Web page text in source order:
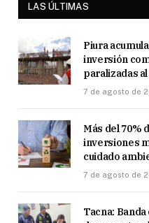
LAS ÚLTIMAS
Piura
inversión
paralizadas
7 de agosto de
Más del 70%
inversiones
cuidado
7 de agosto de
Tacna: